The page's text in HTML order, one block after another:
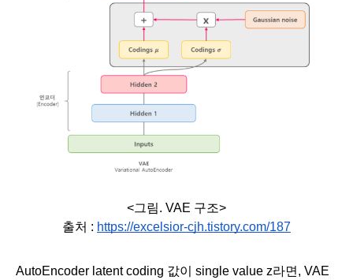
<그림. VAE 구조>
출처 : https://excelsior-cjh.tistory.com/187
AutoEncoder latent coding 값이 single value z라면, VAE